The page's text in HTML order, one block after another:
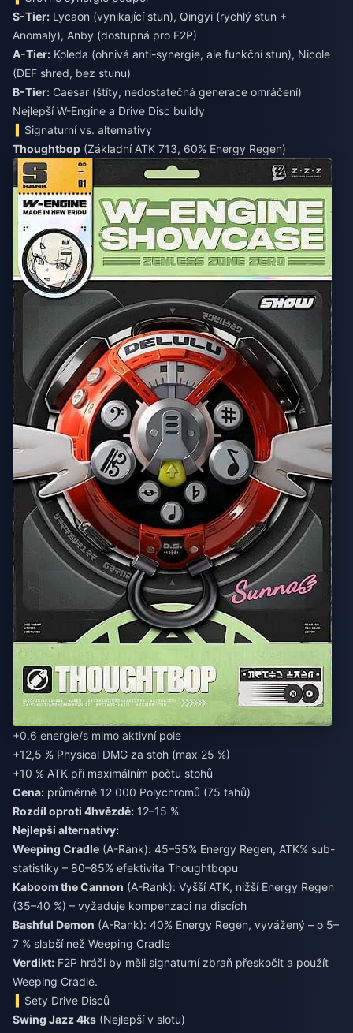
S-Tier: Lycaon (vynikající stun), Qingyi (rychlý stun +
Anomaly), Anby (dostupná pro F2P)
A-Tier: Koleda (ohnivá anti-synergie, ale funkční stun), Nicole
(DEF shred, bez stunu)
B-Tier: Caesar (štíty, nedostatečná generace omráčení)
Nejlepší W-Engine a Drive Disc buildy
Signaturní vs. alternativy
Thoughtbop (Základní ATK 713, 60% Energy Regen)
+0,6 energie/s mimo aktivní pole
+12,5 % Physical DMG za stoh (max 25 %)
+10 % ATK při maximálním počtu stohů
Cena: průměrně 12 000 Polychromů (75 tahů)
Rozdíl oproti 4hvězdě: 12–15 %
Nejlepší alternativy:
Weeping Cradle (A-Rank): 45–55% Energy Regen, ATK% sub-
statistiky – 80–85% efektivita Thoughtbopu
Kaboom the Cannon (A-Rank): Vyšší ATK, nižší Energy Regen
(35–40 %) – vyžaduje kompenzaci na discích
Bashful Demon (A-Rank): 40% Energy Regen, vyvážený – o 5–
7 % slabší než Weeping Cradle
Verdikt: F2P hráči by měli signaturní zbraň přeskočit a použít
Weeping Cradle.
Sety Drive Disců
Swing Jazz 4ks (Nejlepší v slotu)